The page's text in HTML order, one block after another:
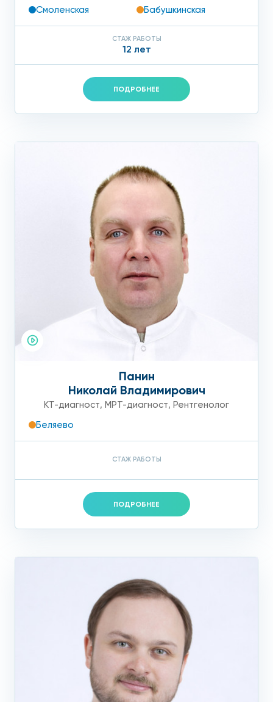
Смоленская Бабушкинская
СТАЖ РАБОТЫ
12 лет
ПОДРОБНЕЕ
Панин
Николай Владимирович
КТ-диагност, МРТ-диагност, Рентгенолог
Беляево
СТАЖ РАБОТЫ
ПОДРОБНЕЕ